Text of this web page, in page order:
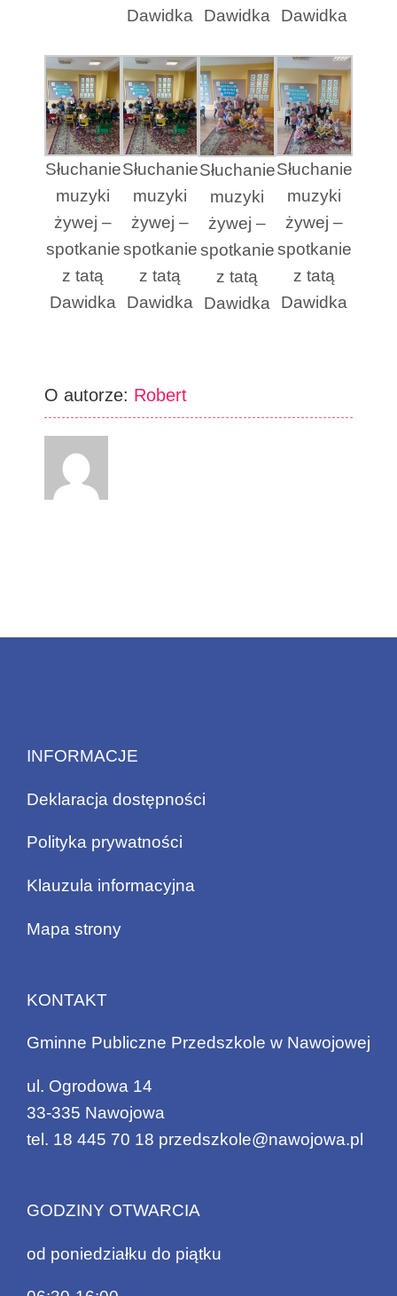
Dawidka
Dawidka
Dawidka
Słuchanie
muzyki
żywej –
spotkanie
z tatą
Dawidka
Słuchanie
muzyki
żywej –
spotkanie
z tatą
Dawidka
Słuchanie
muzyki
żywej –
spotkanie
z tatą
Dawidka
Słuchanie
muzyki
żywej –
spotkanie
z tatą
Dawidka
O autorze: Robert
INFORMACJE
Deklaracja dostępności
Polityka prywatności
Klauzula informacyjna
Mapa strony
KONTAKT
Gminne Publiczne Przedszkole w Nawojowej
ul. Ogrodowa 14
33-335 Nawojowa
tel. 18 445 70 18 przedszkole@nawojowa.pl
GODZINY OTWARCIA
od poniedziałku do piątku